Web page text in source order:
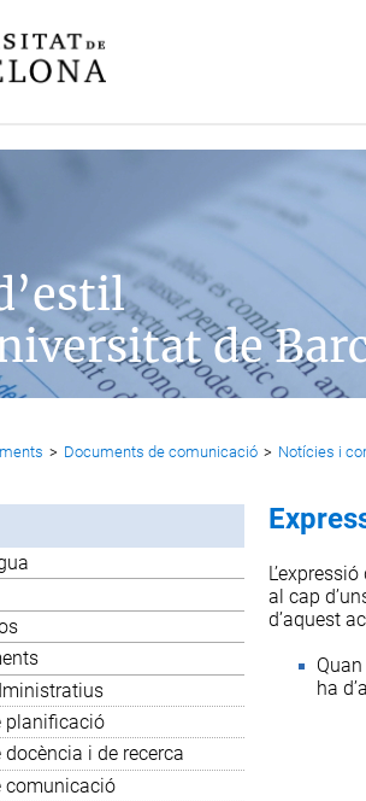
de
> Documents de comunicació > Notícies i
planificació
docència i de recerca
comunicació
al cap
d’aquest
ha